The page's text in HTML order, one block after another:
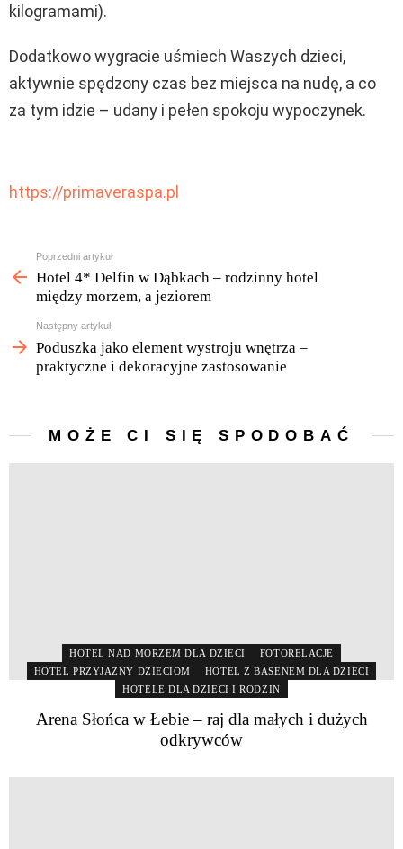
kilogramami).
Dodatkowo wygracie uśmiech Waszych dzieci,
aktywnie spędzony czas bez miejsca na nudę, a co
za tym idzie – udany i pełen spokoju wypoczynek.
https://primaveraspa.pl
Zobacz
więcej
Poprzedni artykuł
Hotel 4* Delfin w Dąbkach – rodzinny hotel
między morzem, a jeziorem
Następny artykuł
Poduszka jako element wystroju wnętrza –
praktyczne i dekoracyjne zastosowanie
MOŻE CI SIĘ SPODOBAĆ
HOTEL NAD MORZEM DLA DZIECI
FOTORELACJE
HOTEL PRZYJAZNY DZIECIOM
HOTEL Z BASENEM DLA DZIECI
HOTELE DLA DZIECI I RODZIN
Arena Słońca w Łebie – raj dla małych i dużych
odkrywców